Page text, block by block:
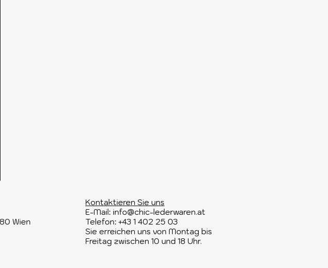
Wien​
Kontaktieren Sie uns​
E-Mail: info@chic-lederwaren.at
Telefon: +43 1 402 25 03​
Sie erreichen uns von Montag bis
Freitag zwischen 10 und 18 Uhr.